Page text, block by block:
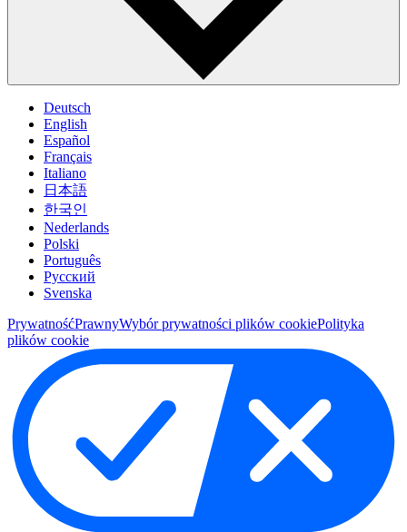
Deutsch
English
Español
Français
Italiano
日本語
한국인
Nederlands
Polski
Português
Pусский
Svenska
PrywatnośćPrawnyWybór prywatności plików cookiePolityka
plików cookie